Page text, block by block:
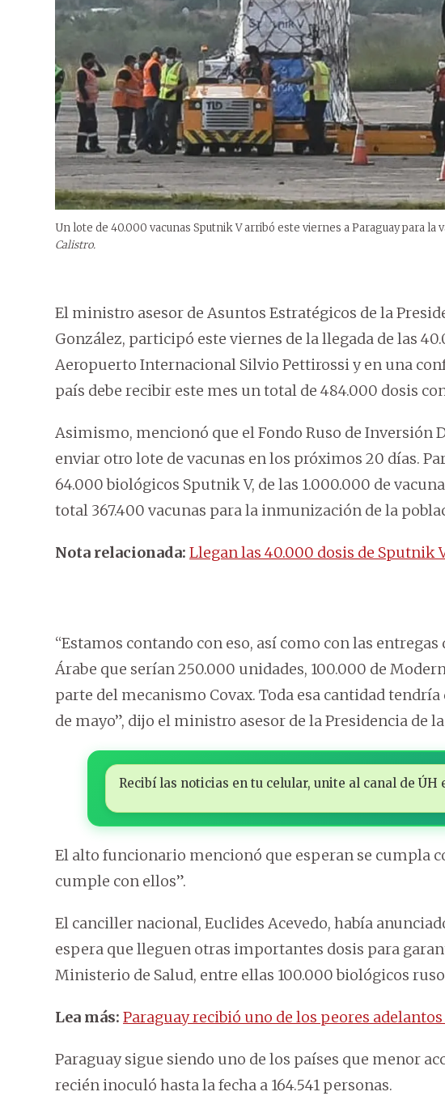
Un lote de 40.000 vacunas Sputnik V arribó este viernes a Paraguay para la
Calistro.
El ministro asesor de Asuntos Estratégicos de la
González, participó este viernes de la llegada de las
Aeropuerto Internacional Silvio Pettirossi y en una
país debe recibir este mes un total de 484.000 dosis
Asimismo, mencionó que el Fondo Ruso de Inversión
enviar otro lote de vacunas en los próximos 20 días.
64.000 biológicos Sputnik V, de las 1.000.000 de
total 367.400 vacunas para la inmunización de la
Nota relacionada: Llegan las 40.000 dosis de Sputnik
“Estamos contando con eso, así como con las
Árabe que serían 250.000 unidades, 100.000 de
parte del mecanismo Covax. Toda esa cantidad
de mayo”, dijo el ministro asesor de la Presidencia de
Recibí las noticias en tu celular, unite al canal de ÚH
El alto funcionario mencionó que esperan se cumpla
cumple con ellos”.
El canciller nacional, Euclides Acevedo, había
espera que lleguen otras importantes dosis para
Ministerio de Salud, entre ellas 100.000 biológicos
Lea más: Paraguay recibió uno de los peores
Paraguay sigue siendo uno de los países que menor
recién inoculó hasta la fecha a 164.541 personas.